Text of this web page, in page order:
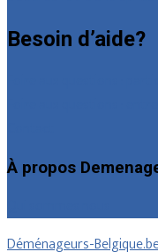
Besoin d’aide?
À propos
Déménageurs-